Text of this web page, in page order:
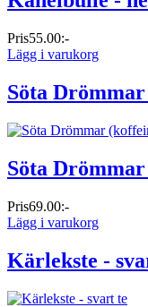
Pris55.00:-
Lägg i varukorg
Söta
Söta
Pris69.00:-
Lägg i varukorg
Kärlekste -